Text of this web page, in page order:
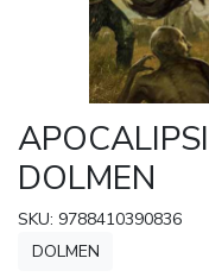
DOLMEN
SKU: 9788410390836
DOLMEN